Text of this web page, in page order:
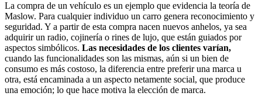
La compra de un vehículo es un ejemplo que evidencia la teoría de
Maslow. Para cualquier individuo un carro genera reconocimiento y
seguridad. Y a partir de esta compra nacen nuevos anhelos, ya sea
adquirir un radio, cojinería o rines de lujo, que están guiados por
aspectos simbólicos. Las necesidades de los clientes varían,
cuando las funcionalidades son las mismas, aún si un bien de
consumo es más costoso, la diferencia entre preferir una marca u
otra, está encaminada a un aspecto netamente social, que produce
una emoción; lo que hace motiva la elección de marca.